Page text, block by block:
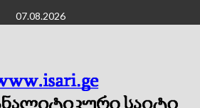
07.08.2026